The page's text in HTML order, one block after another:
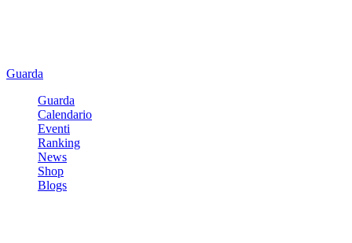
Guarda
Guarda
Calendario
Eventi
Ranking
News
Shop
Blogs